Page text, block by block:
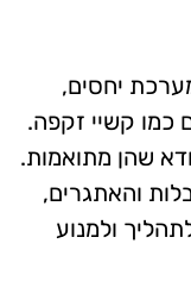
יחסים,
כמו קשיי זקפה.
שהן מתואמות.
והאתגרים,
ולמנוע